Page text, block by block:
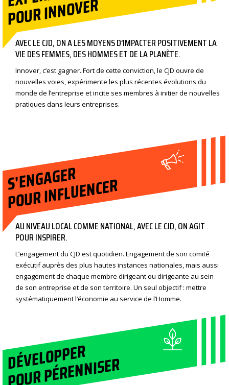
POUR INNOVER
AVEC LE CJD, ON A LES MOYENS D’IMPACTER POSITIVEMENT LA
VIE DES FEMMES, DES HOMMES ET DE LA PLANÈTE.
Innover, c’est gagner. Fort de cette conviction, le CJD ouvre de
nouvelles voies, expérimente les plus récentes évolutions du
monde de l’entreprise et incite ses membres à initier de nouvelles
pratiques dans leurs entreprises.
S'ENGAGER
POUR INFLUENCER
AU NIVEAU LOCAL COMME NATIONAL, AVEC LE CJD, ON AGIT
POUR INSPIRER.
L’engagement du CJD est quotidien. Engagement de son comité
exécutif auprès des plus hautes instances nationales, mais aussi
engagement de chaque membre dirigeant ou dirigeante au sein
de son entreprise et de son territoire. Un seul objectif : mettre
systématiquement l’économie au service de l’Homme.
DÉVELOPPER
POUR PÉRENNISER